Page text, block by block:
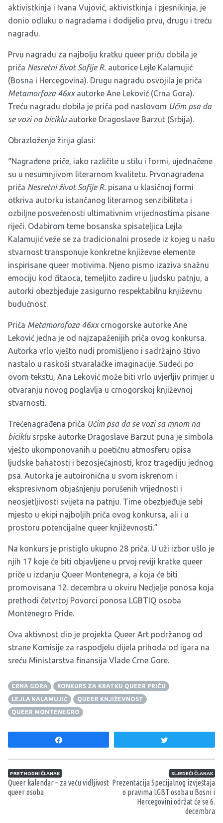
aktivistkinja i Ivana Vujović, aktivistkinja i pjesnikinja, je
donio odluku o nagradama i dodijelio prvu, drugu i treću
nagradu.
Prvu nagradu za najbolju kratku queer priču dobila je
priča Nesretni život Sofije R. autorice Lejle Kalamujić
(Bosna i Hercegovina). Drugu nagradu osvojila je priča
Metamorfoza 46xxautorke Ane Leković (Crna Gora).
Treću nagradu dobila je priča pod naslovom Učim psa da
se vozi na bicikluautorke Dragoslave Barzut (Srbija).
Obrazloženje žirija glasi:
“Nagrađene priče, iako različite u stilu i formi, ujednačene
su u nesumnjivom literarnom kvalitetu. Prvonagrađena
priča Nesretni život Sofije R. pisana u klasičnoj formi
otkriva autorku istančanog literarnog senzibiliteta i
ozbiljne posvećenosti ultimativnim vrijednostima pisane
riječi. Odabirom teme bosanska spisateljica Lejla
Kalamujić veže se za tradicionalni prosede iz kojeg u našu
stvarnost transponuje konkretne književne elemente
inspirisane queer motivima. Njeno pismo izaziva snažnu
emociju kod čitaoca, temeljito zadire u ljudsku patnju, a
autorki obezbjeđuje zasigurno respektabilnu književnu
budućnost.
Priča Metamorofoza 46xxcrnogorske autorke Ane
Leković jedna je od najzapaženijih priča ovog konkursa.
Autorka vrlo vješto nudi promišljeno i sadržajno štivo
nastalo u raskoši stvaralačke imaginacije. Sudeći po
ovom tekstu, Ana Leković može biti vrlo uvjerljiv primjer u
otvaranju novog poglavlja u crnogorskoj književnoj
stvarnosti.
Trećenagrađena priča Učim psa da se vozi sa mnom na
biciklusrpske autorke Dragoslave Barzut puna je simbola
vješto ukomponovanih u poetičnu atmosferu opisa
ljudske bahatosti i bezosjećajnosti, kroz tragediju jednog
psa. Autorka je autoironična u svom iskrenom i
ekspresivnom objašnjenju porušenih vrijednosti i
neosjetljivosti svijeta na patnju. Time obezbjeđuje sebi
mjesto u ekipi najboljih priča ovog konkursa, ali i u
prostoru potencijalne queer književnosti.”
Na konkurs je pristiglo ukupno 28 priča. U uži izbor ušlo je
njih 17 koje će biti objavljene u prvoj reviji kratke queer
priče u izdanju Queer Montenegra, a koja će biti
promovisana 12. decembra u okviru Nedjelje ponosa koja
prethodi četvrtoj Povorci ponosa LGBTIQ osoba
Montenegro Pride.
Ova aktivnost dio je projekta Queer Art podržanog od
strane Komisije za raspodjelu dijela prihoda od igara na
sreću Ministarstva finansija Vlade Crne Gore.
CRNA GORA
KONKURS ZA KRATKU QUEER PRIČU
LEJLA KALAMUJIĆ
QUEER KNJIŽEVNOST
QUEER MONTENEGRO
Navigacija članaka
PRETHODNI ČLANAK
Queer kalendar – za veću vidljivost
queer osoba
SLJEDEĆI ČLANAK
Prezentacija Specijalnog izvještaja
o pravima LGBT osoba u Bosni i
Hercegovini održat će se 6.
decembra